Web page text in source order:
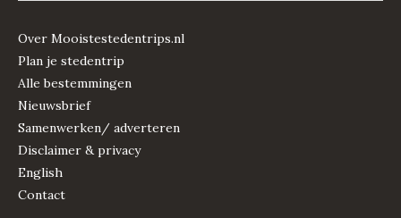
Over Mooistestedentrips.nl
Plan je stedentrip
Alle bestemmingen
Nieuwsbrief
Samenwerken/ adverteren
Disclaimer & privacy
English
Contact